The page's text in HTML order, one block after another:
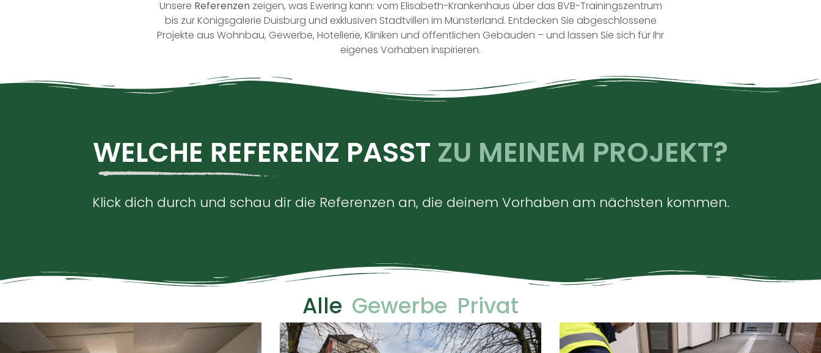
Unsere Referenzenzeigen, was Ewering kann: vom Elisabeth-Krankenhaus über das BVB-Trainingszentrum
bis zur Königsgalerie Duisburg und exklusiven Stadtvillen im Münsterland. Entdecken Sie abgeschlossene
Projekte aus Wohnbau, Gewerbe, Hotellerie, Kliniken und öffentlichen Gebäuden – und lassen Sie sich für Ihr
eigenes Vorhaben inspirieren.
WELCHE REFERENZ PASST ZU MEINEM PROJEKT?
Klick dich durch und schau dir die Referenzen an, die deinem Vorhaben am nächsten kommen.
Gewerbe Privat
Alle